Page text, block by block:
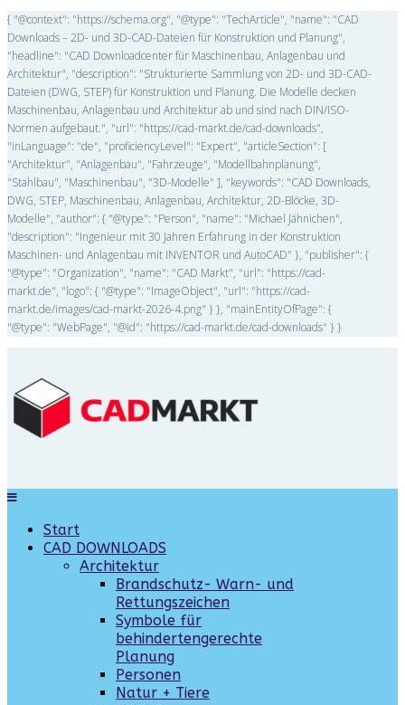
{ "@context": "https://schema.org", "@type": "TechArticle", "name": "CAD
Downloads – 2D- und 3D-CAD-Dateien für Konstruktion und Planung",
"headline": "CAD Downloadcenter für Maschinenbau, Anlagenbau und
Architektur", "description": "Strukturierte Sammlung von 2D- und 3D-CAD-
Dateien (DWG, STEP) für Konstruktion und Planung. Die Modelle decken
Maschinenbau, Anlagenbau und Architektur ab und sind nach DIN/ISO-
Normen aufgebaut.", "url": "https://cad-markt.de/cad-downloads",
"inLanguage": "de", "proficiencyLevel": "Expert", "articleSection": [
"Architektur", "Anlagenbau", "Fahrzeuge", "Modellbahnplanung",
"Stahlbau", "Maschinenbau", "3D-Modelle" ], "keywords": "CAD Downloads,
DWG, STEP, Maschinenbau, Anlagenbau, Architektur, 2D-Blöcke, 3D-
Modelle", "author": { "@type": "Person", "name": "Michael Jähnichen",
"description": "Ingenieur mit 30 Jahren Erfahrung in der Konstruktion
Maschinen- und Anlagenbau mit INVENTOR und AutoCAD" }, "publisher": {
"@type": "Organization", "name": "CAD Markt", "url": "https://cad-
markt.de", "logo": { "@type": "ImageObject", "url": "https://cad-
markt.de/images/cad-markt-2026-4.png" } }, "mainEntityOfPage": {
"@type": "WebPage", "@id": "https://cad-markt.de/cad-downloads" } }
Start
CAD DOWNLOADS
Architektur
Brandschutz- Warn- und
Rettungszeichen
Symbole für
behindertengerechte
Planung
Personen
Natur + Tiere